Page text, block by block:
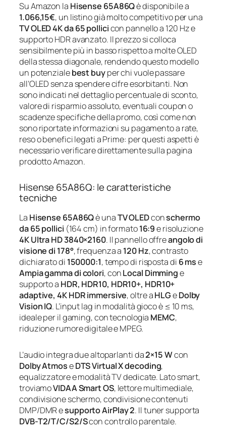
Su Amazon la Hisense 65A86Qè disponibile a
1.066,15€, un listino già molto competitivo per una
TV OLED 4K da 65 pollicicon pannello a 120 Hz e
supporto HDR avanzato. Il prezzo si colloca
sensibilmente più in basso rispetto a molte OLED
della stessa diagonale, rendendo questo modello
un potenzialebest buyper chi vuole passare
all’OLED senza spendere cifre esorbitanti. Non
sono indicati nel dettaglio percentuale di sconto,
valore di risparmio assoluto, eventuali coupon o
scadenze specifiche della promo, così come non
sono riportate informazioni su pagamento a rate,
reso o benefici legati a Prime: per questi aspetti è
necessario verificare direttamente sulla pagina
prodotto Amazon.
Hisense 65A86Q: le caratteristiche
tecniche
La Hisense 65A86Qè unaTV OLEDconschermo
da 65 pollici (164 cm) in formato16:9e risoluzione
4K Ultra HD 3840×2160. Il pannello offreangolo di
visione di 178°, frequenza a 120 Hz, contrasto
dichiarato di 150000:1, tempo di risposta di 6 mse
Ampia gamma di colori, conLocal Dimminge
supporto a HDR, HDR10, HDR10+, HDR10+
adaptive, 4K HDR immersive, oltre aHLGeDolby
Vision IQ. L’input lag in modalità gioco è ≤ 10 ms,
ideale per il gaming, con tecnologia MEMC,
riduzione rumore digitale e MPEG.
L’audio integra due altoparlanti da2×15 Wcon
Dolby AtmoseDTS Virtual X decoding,
equalizzatore e modalità TV dedicate. Lato smart,
troviamoVIDAA Smart OS, lettore multimediale,
condivisione schermo, condivisione contenuti
DMP/DMR esupporto AirPlay 2. Il tuner supporta
DVB-T2/T/C/S2/Scon controllo parentale.